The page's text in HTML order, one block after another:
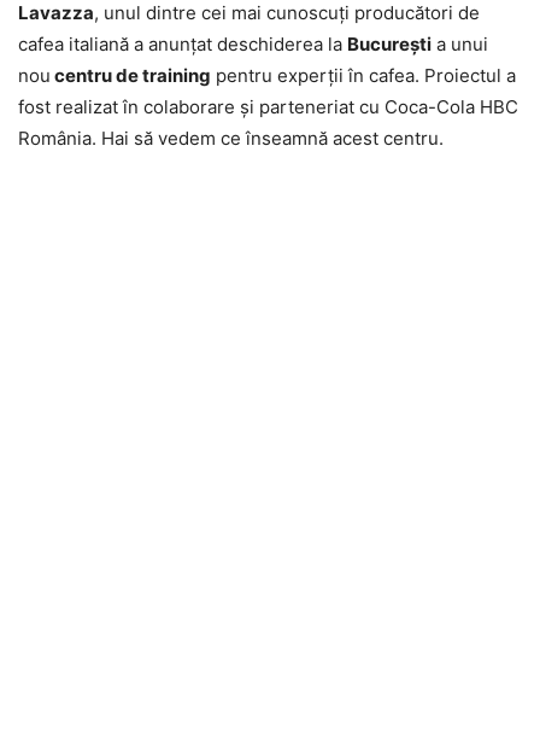
Lavazza, unul dintre cei mai cunoscuţi producători de
cafea italiană a anunţat deschiderea la Bucureşti a unui
nou centru de training pentru experţii în cafea. Proiectul a
fost realizat în colaborare şi parteneriat cu Coca-Cola HBC
România. Hai să vedem ce înseamnă acest centru.